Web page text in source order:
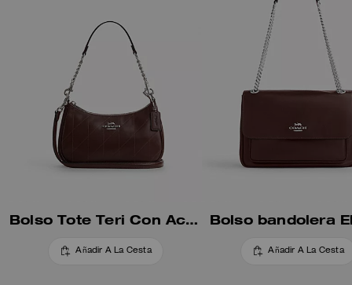
Bolso Tote Teri Con Acolchado
Añadir A La Cesta
Bolso bandolera
Añadir A La Cesta